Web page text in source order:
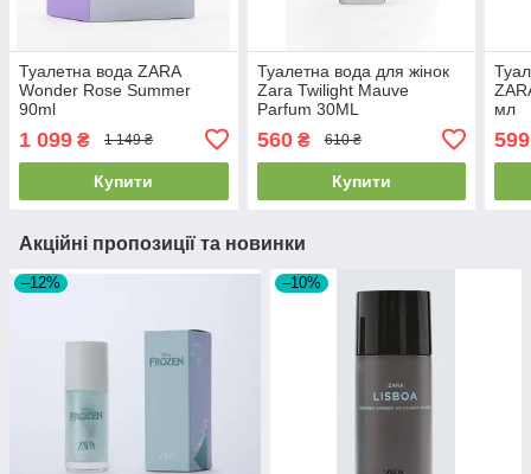
Туалетна вода ZARA
Wonder Rose Summer
90ml
1 099 ₴ 1 149 ₴
Купити
Туалетна вода для жінок
Zara Twilight Mauve
Parfum 30ML
560₴ 610 ₴
Купити
мл
599
Акційні пропозиції та новинки
–12% –10%